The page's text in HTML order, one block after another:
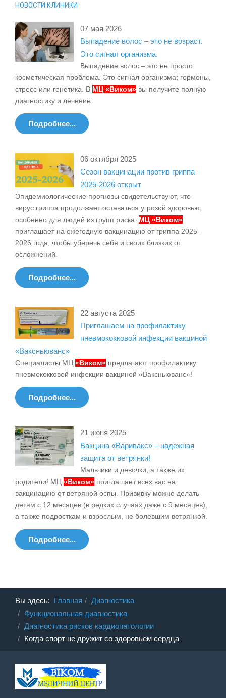
НОВОСТИ КЛИНИКИ
07 мая 2026
Выпадение волос – это не возраст.
Это сигнал организма.
Выпадение волос – это не просто
косметическая проблема. Это сигнал организма: гормоны,
стресс или генетика. В МЦ «Виком» вы получите полную
диагностику и лечение
Подробнее...
06 октября 2025
Сезон вакцинации против гриппа
2025-2026 открыт
Эпидемиологические прогнозы свидетельствуют, что
вирус гриппа продолжает оставаться угрозой здоровью,
особенно для людей из групп риска. МЦ «Виком»
приглашает на ежегодную вакцинацию от гриппа 2025-
2026 года, чтобы уберечь себя и своих близких от
осложнений.
Подробнее...
22 августа 2025
Приглашаем на профилактику
пневмококковой инфекции вакциной
«Ваксньюванс»
Специалисты МЦ «Виком» предлагают профилактику
пневмококковой инфекции вакциной «Ваксньюванс»!
Подробнее...
21 июня 2025
Вакцина «Варивакс» – надежная
защита от ветрянки!
Мальчики и девочки, а также их
родители! МЦ «Виком» приглашает всех вас на
вакцинацию от ветряной оспы. Прививку можно делать
детям с 12 месяцев (в редких случаях даже с 9 месяцев),
а также подросткам и взрослым, не болевшим ветрянкой.
Подробнее...
Вы здесь: Главная
Диагностика
Функциональная диагностика
Диагностика рисков кардиопатологии
Когда спорт не дружит со здоровьем сердца